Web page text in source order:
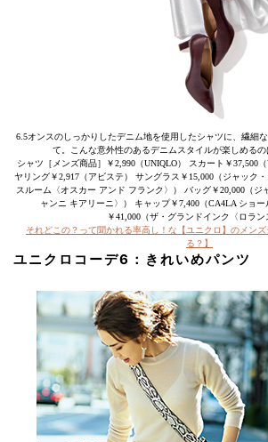
6.5オンスのしっかりしたデニム地を使用したシャツに、繊細
て。こんな意外性のあるデニムスタイルが楽しめるの
シャツ［メンズ商品］￥2,990（UNIQLO） スカート￥37,500
ヤリング￥2,917（アビステ） サングラス￥15,000（ジャック
スルーム〈オスカー アンド フランク〉） バッグ￥20,000（ジ
ャンニ キアリーニ〉） キャップ￥7,400（CA4LA ショ
￥41,000（ザ・グランドインク〈ロラン
それどこの？って聞かれる率高し！な【ユニクロ】のメン
る？】
ユニクロコーデ6：きれいめパンツ